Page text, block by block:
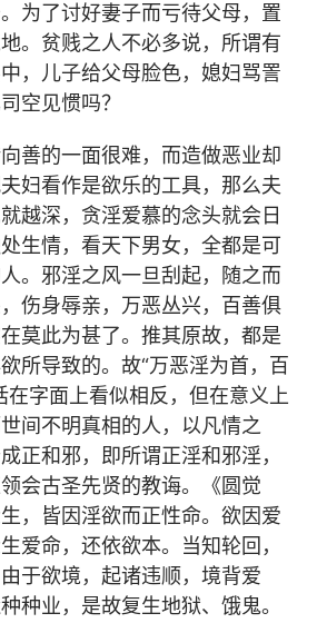
为了讨好妻子而亏待父母，置
。贫贱之人不必多说，所谓有
，儿子给父母脸色，媳妇骂詈
空见惯吗？
善的一面很难，而造做恶业却
妇看作是欲乐的工具，那么夫
越深，贪淫爱慕的念头就会日
生情，看天下男女，全都是可
。邪淫之风一旦刮起，随之而
伤身辱亲，万恶丛兴，百善俱
莫此为甚了。推其原故，都是
所导致的。故“万恶淫为首，百
在字面上看似相反，但在意义上
间不明真相的人，以凡情之
正和邪，即所谓正淫和邪淫，
会古圣先贤的教诲。《圆觉
，皆因淫欲而正性命。欲因爱
爱命，还依欲本。当知轮回，
于欲境，起诸违顺，境背爱
种业，是故复生地狱、饿鬼。